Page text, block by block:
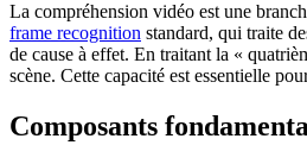
La compréhension vidéo est une
frame recognition standard, qui traite
de cause à effet. En traitant la «
scène. Cette capacité est essentielle
Composants